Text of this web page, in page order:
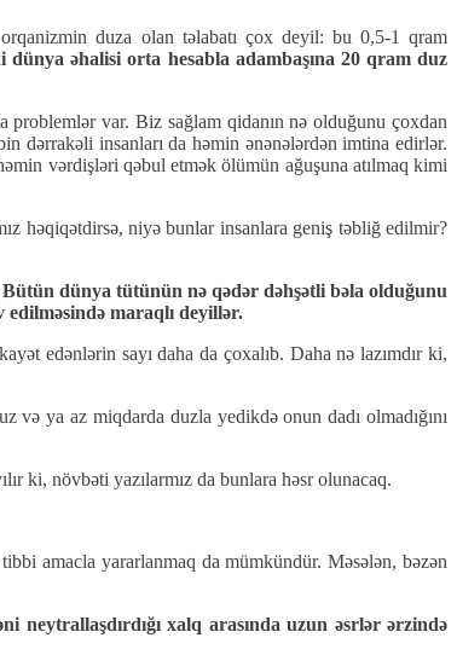
duza olan təlabatı çox deyil: bu 0,5-1 qram
dünya əhalisi orta hesabla adambaşına 20 qram duz
problemlər var. Biz sağlam qidanın nə olduğunu çoxdan
dərrakəli insanları da həmin ənənələrdən imtina edirlər.
vərdişləri qəbul etmək ölümün ağuşuna atılmaq kimi
həqiqətdirsə, niyə bunlar insanlara geniş təbliğ edilmir?
dünya tütünün nə qədər dəhşətli bəla olduğunu
maraqlı deyillər.
edənlərin sayı daha da çoxalıb. Daha nə lazımdır ki,
və ya az miqdarda duzla yedikdə onun dadı olmadığını
ki, növbəti yazılarmız da bunlara həsr olunacaq.
amacla yararlanmaq da mümkündür. Məsələn, bəzən
xalq arasında uzun əsrlər ərzində